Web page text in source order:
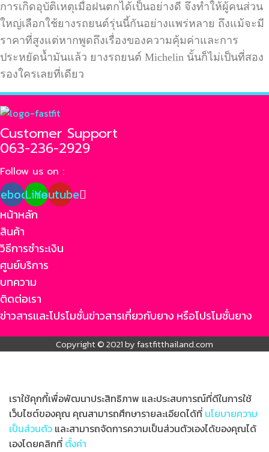
การเกิดอุบัติเหตุเมื่อฝนตกได้เป็นอย่างดี จึงทำให้ผู้คนส่วน
ใหญ่เลือกใช้ยางรถยนต์รุ่นนี้กันอย่างแพร่หลาย ถึงแม้จะมี
ราคาที่สูงแต่หากพูดถึงเรื่องของความคุ้มค่าและการ
ประหยัดน้ำมันแล้ว ยางรถยนต์ Michelin นั้นก็ไม่เป็นที่สอง
รองใครเลยที่เดียว
Customer Support
063-236-2929
Follow us on :
Line
Youtube
หน้าหลัก
สินค้า
วิธีการชำระเงิน
ศูนย์บริการ
บทความ
ติดต่อเรา
ข่าวสารเเละโปรโมชั่นข่าวสารเกี่ยวกับยาง หรือโปรโมชั่นยาง
Copyright © 2021 by fastfitthailand.com
เราใช้คุกกี้เพื่อพัฒนาประสิทธิภาพ และประสบการณ์ที่ดีในการใช้
เว็บไซต์ของคุณ คุณสามารถศึกษารายละเอียดได้ที่ นโยบายความ
เป็นส่วนตัว และสามารถจัดการความเป็นส่วนตัวเองได้ของคุณได้
เองโดยคลิกที่ ตั้งค่า